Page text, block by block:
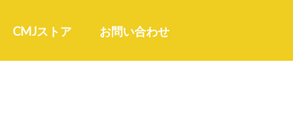
CMJストア お問い合わせ